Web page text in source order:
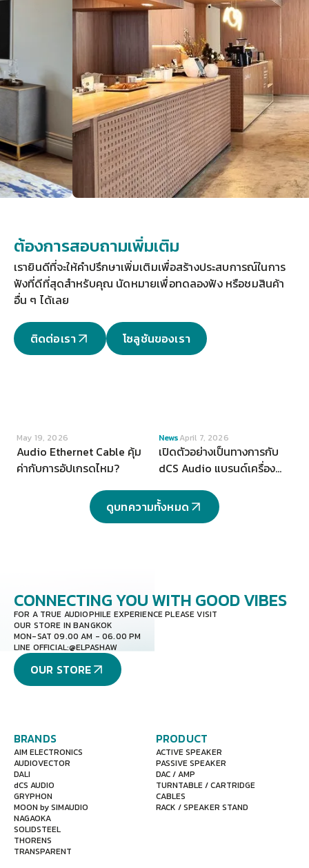
ต้องการสอบถามเพิ่มเติม
เรายินดีที่จะให้คำปรึกษาเพิ่มเติมเพื่อสร้างประสบการณ์ในการ
ฟังที่ดีที่สุดสำหรับคุณ นัดหมายเพื่อทดลองฟัง หรือชมสินค้า
อื่น ๆ ได้เลย
ติดต่อเรา โซลูชันของเรา
May 19, 2026
Audio Ethernet Cable คุ้ม
ค่ากับการอัปเกรดไหม?
VIEW
NewsApril 7, 2026
เปิดตัวอย่างเป็นทางการกับ
dCS Audio แบรนด์เครื่อง
ราชอาณาจักร
ดูบทความทั้งหมด
CONNECTING YOU WITH GOOD VIBES
FOR A TRUE AUDIOPHILE EXPERIENCE PLEASE VISIT
OUR STORE IN BANGKOK
MON-SAT 09.00 AM - 06.00 PM
LINE OFFICIAL:@ELPASHAW
OUR STORE
BRANDS
AIM ELECTRONICS
AUDIOVECTOR
DALI
dCS AUDIO
GRYPHON
MOON by SIMAUDIO
NAGAOKA
SOLIDSTEEL
THORENS
TRANSPARENT
PRODUCT
ACTIVE SPEAKER
PASSIVE SPEAKER
DAC / AMP
TURNTABLE / CARTRIDGE
CABLES
RACK / SPEAKER STAND